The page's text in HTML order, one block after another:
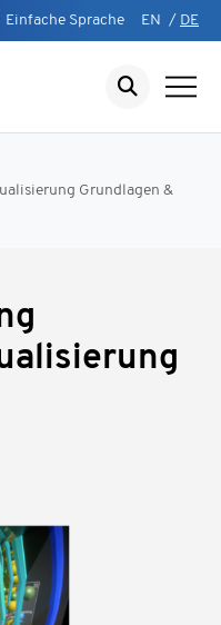
Einfache Sprache EN / DE
Grundlagen &